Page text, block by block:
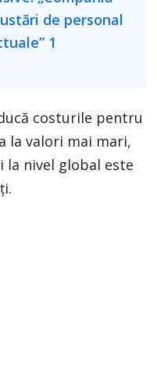
costurile pentru
la valori mai mari,
la nivel global este